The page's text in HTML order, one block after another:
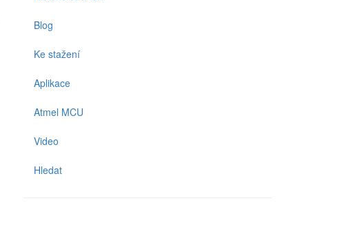
Blog
Ke stažení
Aplikace
Atmel MCU
Video
Hledat